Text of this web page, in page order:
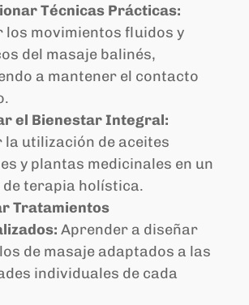
Técnicas Prácticas:
los movimientos fluidos y
del masaje balinés,
a mantener el contacto
el Bienestar Integral:
utilización de aceites
y plantas medicinales en un
de terapia holística.
Tratamientos
Aprender a diseñar
de masaje adaptados a las
individuales de cada